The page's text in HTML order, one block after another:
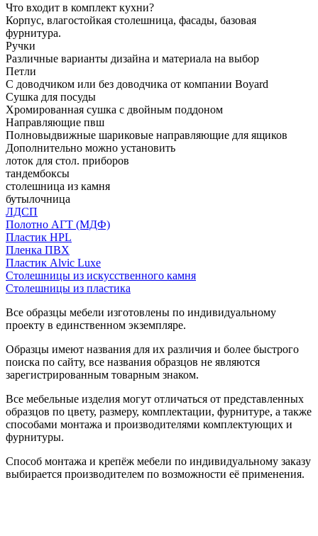
Что входит в комплект кухни?
Корпус, влагостойкая столешница, фасады, базовая
фурнитура.
Ручки
Различные варианты дизайна и материала на выбор
Петли
С доводчиком или без доводчика от компании Boyard
Сушка для посуды
Хромированная сушка с двойным поддоном
Направляющие пвш
Полновыдвижные шариковые направляющие для ящиков
Дополнительно можно установить
лоток для стол. приборов
тандембоксы
столешница из камня
бутылочница
ЛДСП
Полотно АГТ (МДФ)
Пластик HPL
Пленка ПВХ
Пластик Alvic Luxe
Столешницы из искусственного камня
Столешницы из пластика
Все образцы мебели изготовлены по индивидуальному
проекту в единственном экземпляре.
Образцы имеют названия для их различия и более быстрого
поиска по сайту, все названия образцов не являются
зарегистрированным товарным знаком.
Все мебельные изделия могут отличаться от представленных
образцов по цвету, размеру, комплектации, фурнитуре, а также
способами монтажа и производителями комплектующих и
фурнитуры.
Способ монтажа и крепёж мебели по индивидуальному заказу
выбирается производителем по возможности её применения.